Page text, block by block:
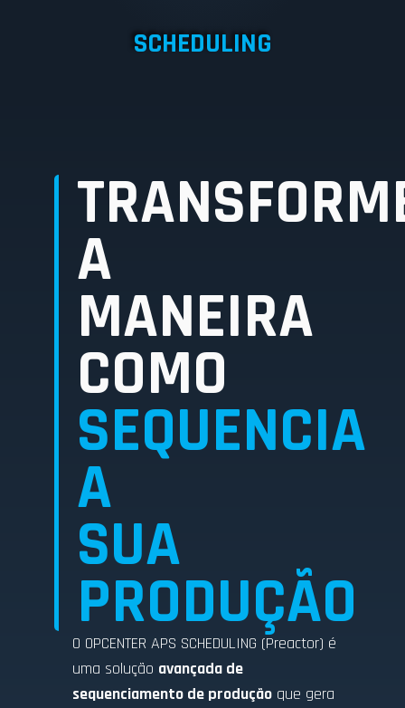
SCHEDULING
A
MANEIRA
COMO
SEQUENCIA
A
SUA
PRODUÇÃO
O OPCENTER APS SCHEDULING (Preactor) é
uma solução avançada de
sequenciamento de produção que gera